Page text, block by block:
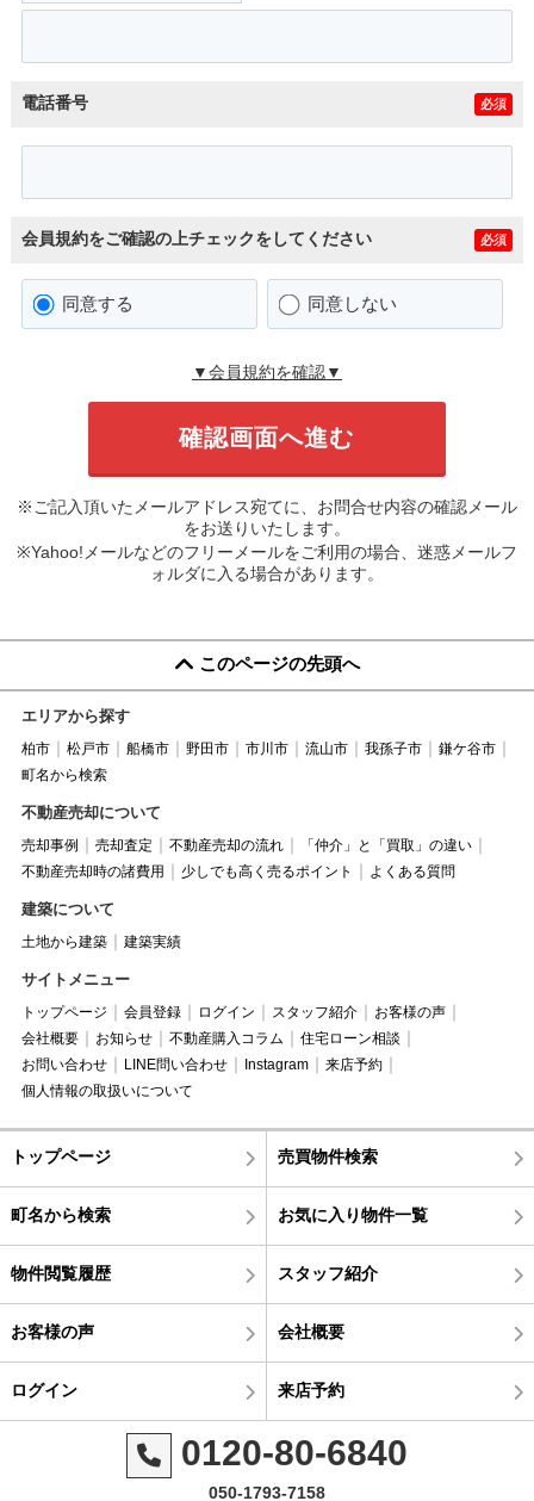
電話番号 必須
会員規約をご確認の上チェックをしてください 必須
同意する 同意しない
▼会員規約を確認▼
※ご記入頂いたメールアドレス宛てに、お問合せ内容の確認メール
をお送りいたします。
※Yahoo!メールなどのフリーメールをご利用の場合、迷惑メールフ
ォルダに入る場合があります。
このページの先頭へ
エリアから探す
柏市 松戸市 船橋市 野田市 市川市 流山市 我孫子市
鎌ケ谷市
町名から検索
不動産売却について
売却事例 売却査定 不動産売却の流れ
「仲介」と「買取」の違い
不動産売却時の諸費用
少しでも高く売るポイント よくある質問
建築について
土地から建築 建築実績
サイトメニュー
トップページ 会員登録 ログイン スタッフ紹介
お客様の声
会社概要
お知らせ 不動産購入コラム
住宅ローン相談
お問い合わせ
LINE問い合わせ Instagram
来店予約
個人情報の取扱いについて
トップページ 売買物件検索
町名から検索 お気に入り物件一覧
物件閲覧履歴 スタッフ紹介
お客様の声 会社概要
ログイン 来店予約
0120-80-6840
050-1793-7158